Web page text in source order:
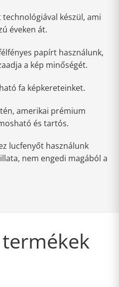
készül, ami
éveken át.
papírt használunk,
a kép minőségét.
fa képkereteinket.
amerikai prémium
és tartós.
lucfenyőt használunk
nem engedi magából a